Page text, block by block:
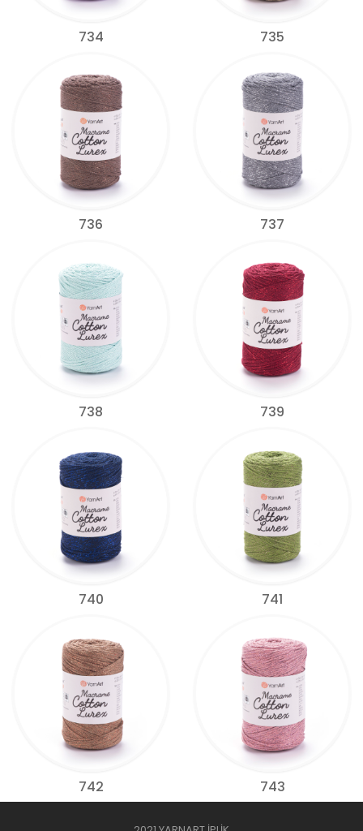
734 735
736 737
738 739
740 741
742 743